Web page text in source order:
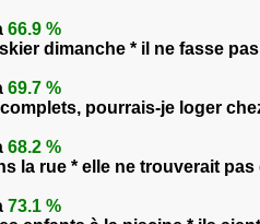
66.9 %
dimanche * il ne fasse
69.7 %
pourrais-je loger
68.2 %
la rue * elle ne trouverait pas
73.1 %